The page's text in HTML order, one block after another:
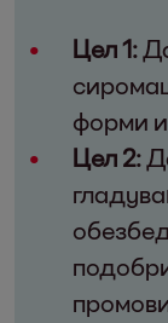
Цел 1:
форми
Цел 2: